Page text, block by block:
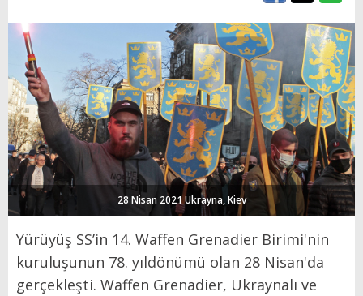
28 Nisan 2021 Ukrayna, Kiev
Yürüyüş SS’in 14. Waffen Grenadier Birimi'nin
kuruluşunun 78. yıldönümü olan 28 Nisan'da
gerçekleşti. Waffen Grenadier, Ukraynalı ve